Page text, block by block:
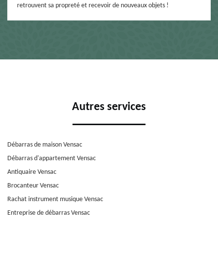
retrouvent sa propreté et recevoir de nouveaux objets !
Autres services
Débarras de maison Vensac
Débarras d'appartement Vensac
Antiquaire Vensac
Brocanteur Vensac
Rachat instrument musique Vensac
Entreprise de débarras Vensac